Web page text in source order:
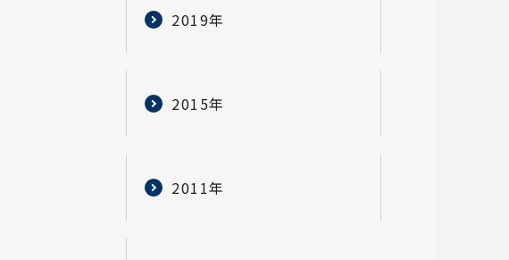
2019年
2015年
2011年